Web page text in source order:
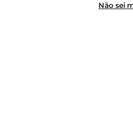
Não sei